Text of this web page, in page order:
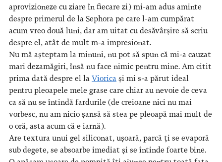
aprovizioneze cu ziare în fiecare zi) mi-am adus aminte
despre primerul de la Sephora pe care l-am cumpărat
acum vreo două luni, dar am uitat cu desăvârșire să scriu
despre el, atât de mult m-a impresionat.
Nu mă așteptam la minuni, nu pot să spun că mi-a cauzat
mari dezamăgiri, însă nu face nimic pentru mine. Am citit
prima dată despre el la Viorica și mi s-a părut ideal
pentru pleoapele mele grase care chiar au nevoie de ceva
ca să nu se întindă fardurile (de creioane nici nu mai
vorbesc, nu am nicio șansă să stea pe pleoapă mai mult de
o oră, asta acum că e iarnă).
Are textura unui gel siliconat, ușoară, parcă ți se evaporă
sub degete, se absoarbe imediat și se întinde foarte bine.